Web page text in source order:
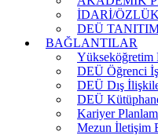
İDARİ/
DEÜ
BAĞLANTILAR
Yükseköğretim
DEÜ Öğrenci
DEÜ Dış
DEÜ
Kariyer
Mezun İletişim